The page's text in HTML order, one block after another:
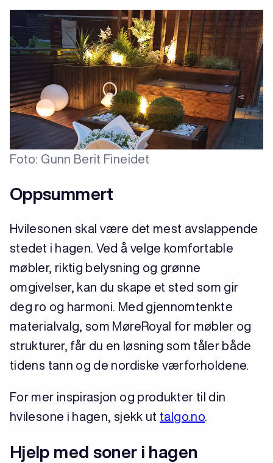
Foto: Gunn Berit Fineidet
Oppsummert
Hvilesonen skal være det mest avslappende
stedet i hagen. Ved å velge komfortable
møbler, riktig belysning og grønne
omgivelser, kan du skape et sted som gir
deg ro og harmoni. Med gjennomtenkte
materialvalg, som MøreRoyal for møbler og
strukturer, får du en løsning som tåler både
tidens tann og de nordiske værforholdene.
For mer inspirasjon og produkter til din
hvilesone i hagen, sjekk ut talgo.no.
Hjelp med soner i hagen